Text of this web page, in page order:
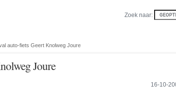
Zoek naar:
auto-fiets Geert Knolweg Joure
Joure
16-10-